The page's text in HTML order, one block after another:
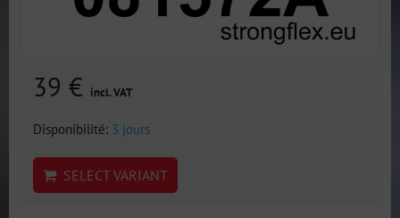
39 € incl. VAT
Disponibilité: 3 jours
SELECT VARIANT